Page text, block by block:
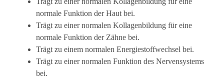
normale Funktion der Haut bei.
Trägt zu einer normalen Kollagenbildung für eine
normale Funktion der Zähne bei.
Trägt zu einem normalen Energiestoffwechsel bei.
Trägt zu einer normalen Funktion des Nervensystems
bei.